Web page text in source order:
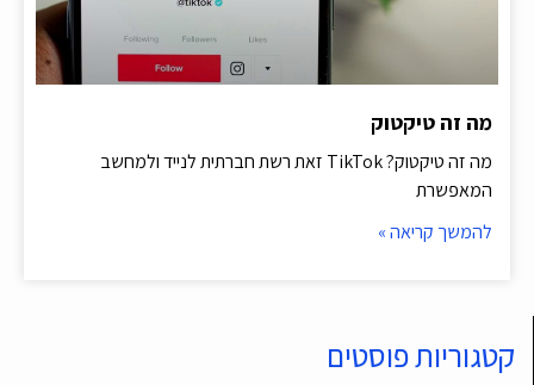
מה זה טיקטוק
מה זה טיקטוק? TikTok זאת רשת חברתית לנייד ולמחשב
המאפשרת
להמשך קריאה »
קטגוריות פוסטים